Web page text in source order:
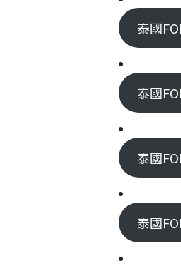
泰國
泰國
泰國
泰國